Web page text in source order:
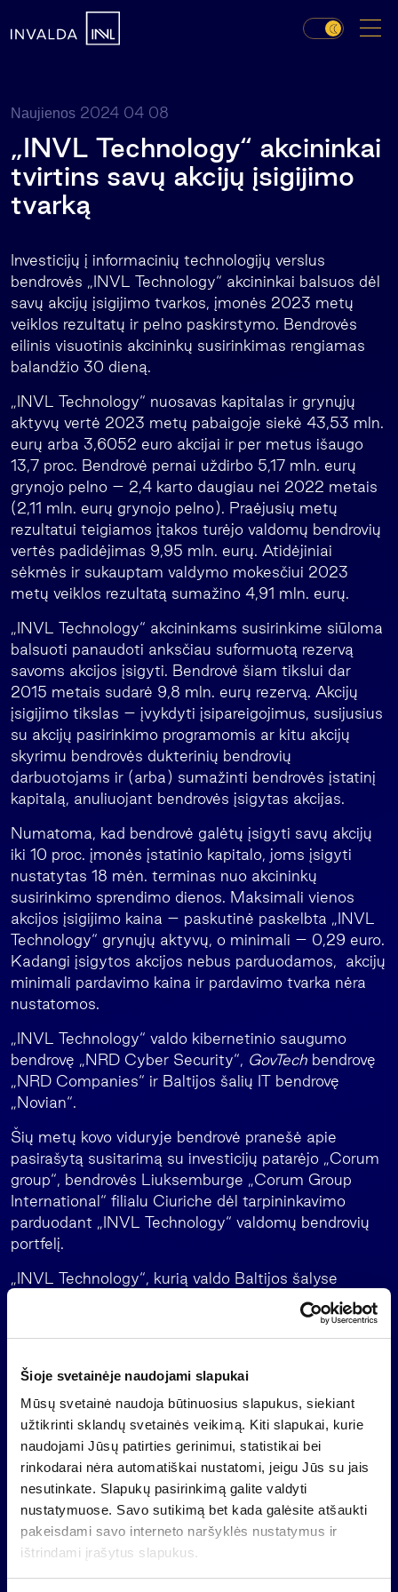
Šioje svetainėje naudojami slapukai
Mūsų svetainė naudoja būtinuosius slapukus, siekiant
užtikrinti sklandų svetainės veikimą. Kiti slapukai, kurie
naudojami Jūsų patirties gerinimui, statistikai bei
rinkodarai nėra automatiškai nustatomi, jeigu Jūs su jais
nesutinkate. Slapukų pasirinkimą galite valdyti
nustatymuose. Savo sutikimą bet kada galėsite atšaukti
pakeisdami savo interneto naršyklės nustatymus ir
ištrindami įrašytus slapukus.
Naujienos 2024 04 08
„INVL Technology“ akcininkai
tvirtins savų akcijų įsigijimo
tvarką
Investicijų į informacinių technologijų verslus
bendrovės „INVL Technology“ akcininkai balsuos dėl
savų akcijų įsigijimo tvarkos, įmonės 2023 metų
veiklos rezultatų ir pelno paskirstymo. Bendrovės
eilinis visuotinis akcininkų susirinkimas rengiamas
balandžio 30 dieną.
„INVL Technology“ nuosavas kapitalas ir grynųjų
aktyvų vertė 2023 metų pabaigoje siekė 43,53 mln.
eurų arba 3,6052 euro akcijai ir per metus išaugo
13,7 proc. Bendrovė pernai uždirbo 5,17 mln. eurų
grynojo pelno – 2,4 karto daugiau nei 2022 metais
(2,11 mln. eurų grynojo pelno). Praėjusių metų
rezultatui teigiamos įtakos turėjo valdomų bendrovių
vertės padidėjimas 9,95 mln. eurų. Atidėjiniai
sėkmės ir sukauptam valdymo mokesčiui 2023
metų veiklos rezultatą sumažino 4,91 mln. eurų.
„INVL Technology“ akcininkams susirinkime siūloma
balsuoti panaudoti anksčiau suformuotą rezervą
savoms akcijos įsigyti. Bendrovė šiam tikslui dar
2015 metais sudarė 9,8 mln. eurų rezervą. Akcijų
įsigijimo tikslas – įvykdyti įsipareigojimus, susijusius
su akcijų pasirinkimo programomis ar kitu akcijų
skyrimu bendrovės dukterinių bendrovių
darbuotojams ir (arba) sumažinti bendrovės įstatinį
kapitalą, anuliuojant bendrovės įsigytas akcijas.
Numatoma, kad bendrovė galėtų įsigyti savų akcijų
iki 10 proc. įmonės įstatinio kapitalo, joms įsigyti
nustatytas 18 mėn. terminas nuo akcininkų
susirinkimo sprendimo dienos. Maksimali vienos
akcijos įsigijimo kaina – paskutinė paskelbta „INVL
Technology“ grynųjų aktyvų, o minimali – 0,29 euro.
Kadangi įsigytos akcijos nebus parduodamos, akcijų
minimali pardavimo kaina ir pardavimo tvarka nėra
nustatomos.
„INVL Technology“ valdo kibernetinio saugumo
bendrovę „NRD Cyber Security“, GovTech bendrovę
„NRD Companies“ ir Baltijos šalių IT bendrovę
„Novian“.
Šių metų kovo viduryje bendrovė pranešė apie
pasirašytą susitarimą su investicijų patarėjo „Corum
group“, bendrovės Liuksemburge „Corum Group
International“ filialu Ciuriche dėl tarpininkavimo
parduodant „INVL Technology“ valdomų bendrovių
portfelį.
„INVL Technology“, kurią valdo Baltijos šalyse
pirmaujanti alternatyvaus turto valdytoja „INVL
Asset Management“, yra uždaro tipo investicinė
bendrovė ir jos investicijos turi būti realizuotos
vėliausiai iki 2026 metų liepos vidurio, o lėšos
išmokėtos akcininkams.
Svarbi informacija
Tai yra informacinio pobūdžio rinkodaros pranešimas,
kuris nėra ir negali būti traktuojamas kaip siūlymas
(oferta) pirkti kolektyvinio investavimo subjekto
akcijas, investavimo rekomendacija ar investicinis
tyrimas, nes nėra rengiamas atsižvelgiant į bet kokių
konkrečių individualių investuotojų investavimo
tikslus, finansinę situaciją ar poreikius.